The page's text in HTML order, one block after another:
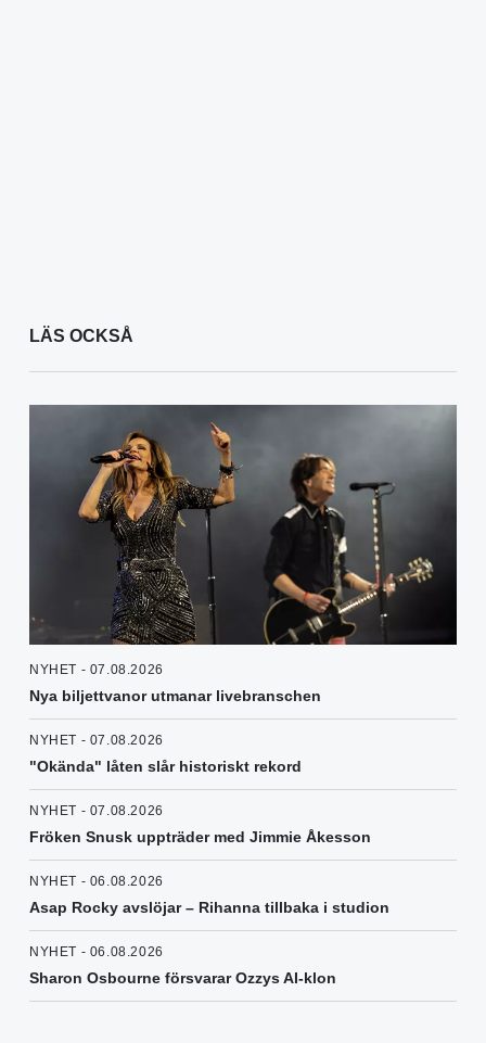
LÄS OCKSÅ
NYHET - 07.08.2026
Nya biljettvanor utmanar livebranschen
NYHET - 07.08.2026
"Okända" låten slår historiskt rekord
NYHET - 07.08.2026
Fröken Snusk uppträder med Jimmie Åkesson
NYHET - 06.08.2026
Asap Rocky avslöjar – Rihanna tillbaka i studion
NYHET - 06.08.2026
Sharon Osbourne försvarar Ozzys AI-klon